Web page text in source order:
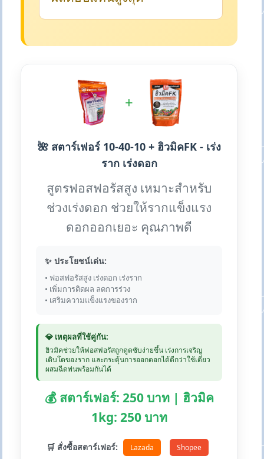
+
🌺 สตาร์เฟอร์ 10-40-10 + ฮิวมิคFK - เร่ง
ราก เร่งดอก
สูตรฟอสฟอรัสสูง เหมาะสำหรับ
ช่วงเร่งดอก ช่วยให้รากแข็งแรง
ดอกออกเยอะ คุณภาพดี
✨ ประโยชน์เด่น:
• ฟอสฟอรัสสูง เร่งดอก เร่งราก
• เพิ่มการติดผล ลดการร่วง
• เสริมความแข็งแรงของราก
💎 เหตุผลที่ใช้คู่กัน:
ฮิวมิคช่วยให้ฟอสฟอรัสถูกดูดซับง่ายขึ้น เร่งการเจริญ
เติบโตของราก และกระตุ้นการออกดอกได้ดีกว่าใช้เดี่ยว
ผสมฉีดพ่นพร้อมกันได้
💰 สตาร์เฟอร์: 250 บาท | ฮิวมิค
1kg: 250 บาท
🛒 สั่งซื้อสตาร์เฟอร์: Lazada Shopee